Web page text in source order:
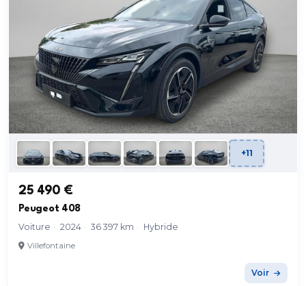
+11
25 490 €
Peugeot 408
Voiture · 2024 · 36 397 km · Hybride
Villefontaine
Voir